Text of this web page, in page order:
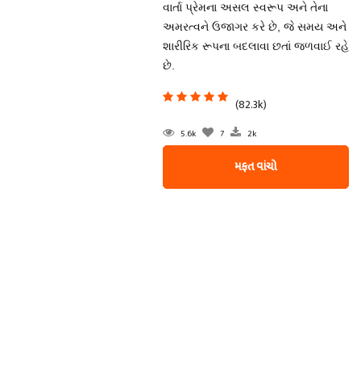
વાર્તા પ્રેમના અસલ સ્વરૂપ અને તેના
અમરત્વને ઉજાગર કરે છે, જે સમય અને
શારીરિક રૂપના બદલાવા છતાં જળવાઈ રહે
છે.
(82.3k)
5.6k 7 2k
મફત વાંચો